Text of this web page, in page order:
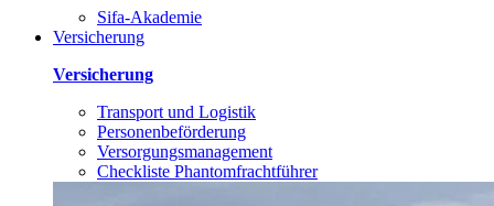
Sifa-Akademie
Versicherung
Versicherung
Transport und Logistik
Personenbeförderung
Versorgungsmanagement
Checkliste Phantomfrachtführer